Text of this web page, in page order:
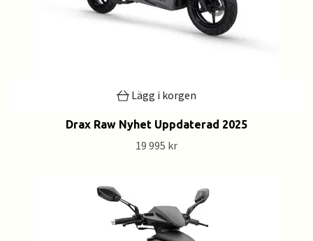
Lägg i korgen
Drax Raw Nyhet Uppdaterad 2025
19 995 kr